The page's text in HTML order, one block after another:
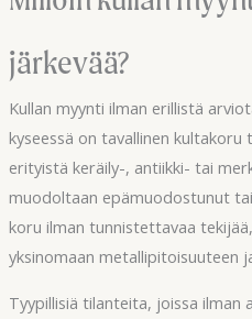
järkevää?
Kullan myynti ilman erillistä
kyseessä on tavallinen kultakoru
erityistä keräily-, antiikki- tai
muodoltaan epämuodostunut
koru ilman tunnistettavaa
yksinomaan metallipitoisuuteen
Tyypillisiä tilanteita, joissa ilman